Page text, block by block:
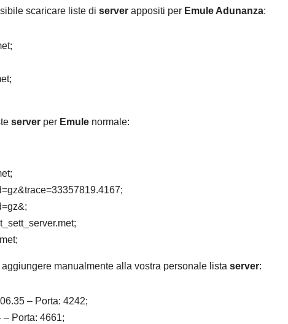
scaricare liste di server appositi per Emule Adunanza:
server per Emule normale:
manualmente alla vostra personale lista server:
– Porta: 4242;
– Porta: 4661;